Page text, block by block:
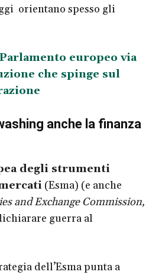
orientano spesso gli
europeo via
che spinge sul
anche la finanza
degli strumenti
(Esma) (e anche
and Exchange Commission,
guerra al
dell’Esma punta a